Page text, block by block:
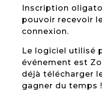
Inscription
pouvoir recevoir
connexion.
Le logiciel utilisé
événement est
déjà télécharger
gagner du temps !